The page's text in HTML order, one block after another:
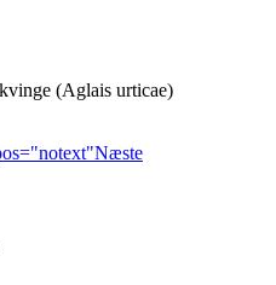
(Aglais urticae)
Næste